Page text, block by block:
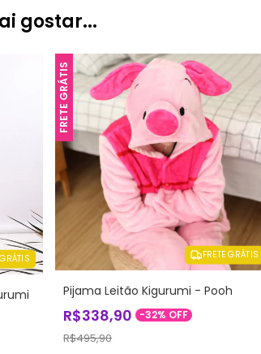
gostar...
FRETE GRÁTIS
FRETE GRÁTIS
Pijama Leitão Kigurumi - Pooh
R$338,90 -32% OFF
R$495,90